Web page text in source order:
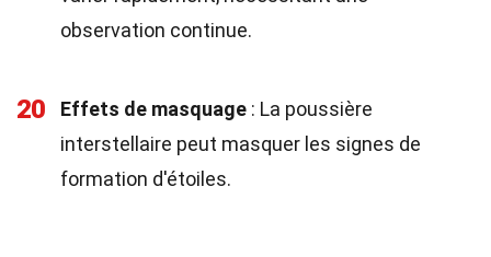
observation continue.
20 Effets de masquage : La poussière
interstellaire peut masquer les signes de
formation d'étoiles.